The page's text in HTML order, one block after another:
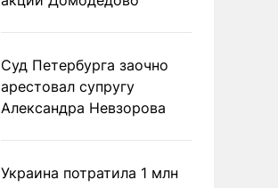
Суд Петербурга заочно
арестовал супругу
Александра Невзорова
Украина потратила 1 млн